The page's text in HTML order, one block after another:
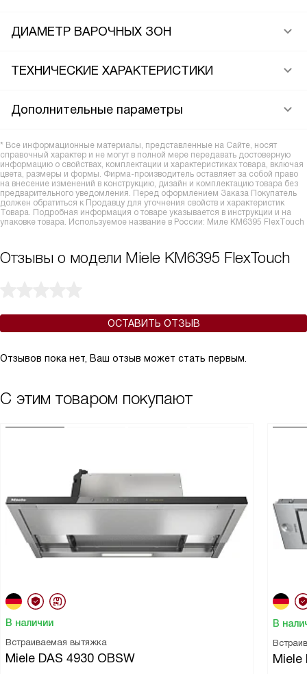
ДИАМЕТР ВАРОЧНЫХ ЗОН
ТЕХНИЧЕСКИЕ ХАРАКТЕРИСТИКИ
Дополнительные параметры
* Все информационные материалы, представленные на Сайте, носят
справочный характер и не могут в полной мере передавать достоверную
информацию о свойствах, комплектации и характеристиках товара, включая
цвета, размеры и формы. Фирма-производитель оставляет за собой право
на внесение изменений в конструкцию, дизайн и комплектацию товара без
предварительного уведомления. Перед оформлением Заказа Покупатель
должен обратиться к Продавцу для уточнения свойств и характеристик
Товара. Подробная информация о товаре указывается в инструкции и на
упаковке товара. Используемое название в России: Миле KM6395 FlexTouch
Отзывы о модели Miele KM6395 FlexTouch
ОСТАВИТЬ ОТЗЫВ
Отзывов пока нет, Ваш отзыв может стать первым.
С этим товаром покупают
В наличии
Встраиваемая вытяжка
Miele DAS 4930 OBSW
В
Miele